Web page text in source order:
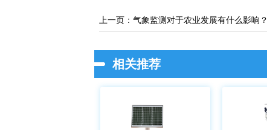
上一页：气象监测对于农业发展有什么影响？
相关推荐